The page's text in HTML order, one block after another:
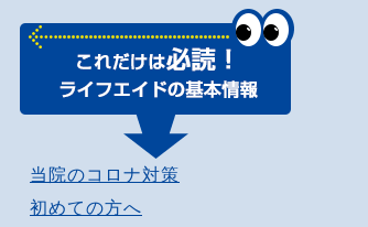
当院のコロナ対策
初めての方へ